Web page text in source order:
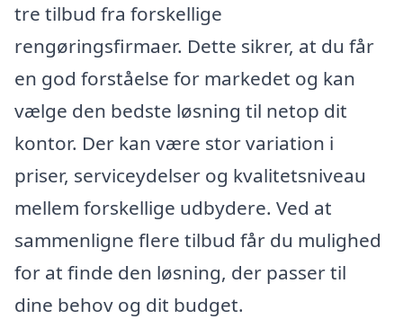
tre tilbud fra forskellige
rengøringsfirmaer. Dette sikrer, at du får
en god forståelse for markedet og kan
vælge den bedste løsning til netop dit
kontor. Der kan være stor variation i
priser, serviceydelser og kvalitetsniveau
mellem forskellige udbydere. Ved at
sammenligne flere tilbud får du mulighed
for at finde den løsning, der passer til
dine behov og dit budget.